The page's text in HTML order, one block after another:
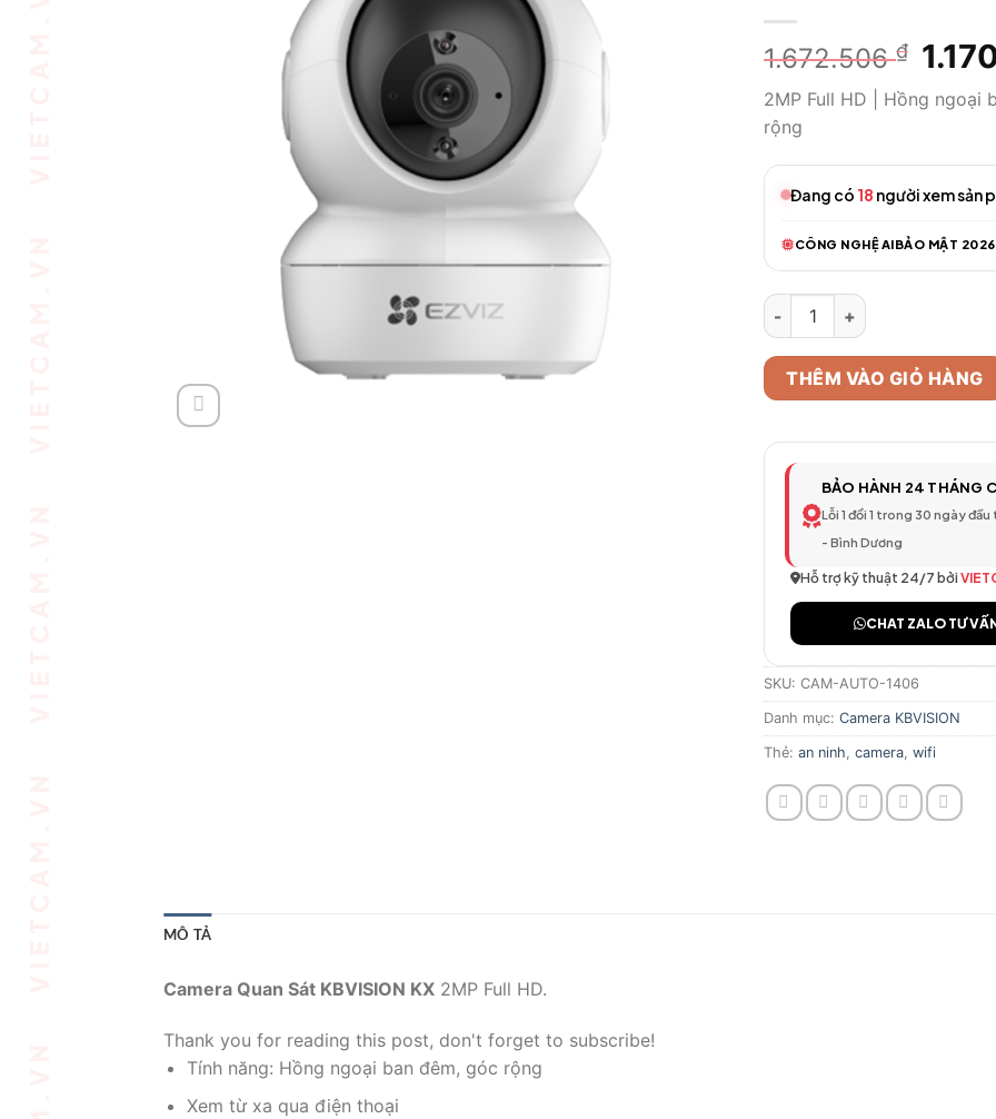
1.672.506₫
Giá
gốc
là:
2MP Full HD | Hồng ngoại
rộng
Đang có 18 người xem sản
CÔNG NGHỆ AIBẢO MẬT 2026
Camera WiFi Thông Minh
THÊM VÀO GIỎ HÀNG
BẢO HÀNH 24 THÁNG
Lỗi 1 đổi 1 trong 30 ngày
- Bình Dương
Hỗ trợ kỹ thuật 24/7 bởi
CHAT ZALO TƯ
SKU: CAM-AUTO-1406
Danh mục: Camera KBVISION
Thẻ: an ninh, camera, wifi
MÔ TẢ
Camera Quan Sát KBVISION KX 2MP Full HD.
Thank you for reading this post, don't forget to subscribe!
Tính năng: Hồng ngoại ban đêm, góc rộng
Xem từ xa qua điện thoại